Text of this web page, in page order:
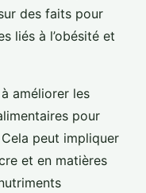
des faits pour
liés à l’obésité et
améliorer les
pour
peut impliquer
et en matières